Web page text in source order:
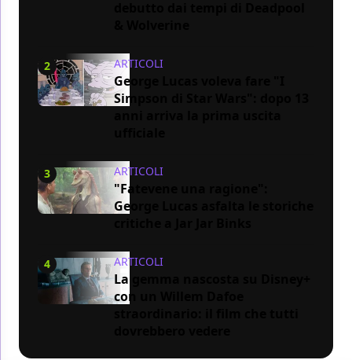
2 ARTICOLI
George Lucas voleva fare "I
Simpson di Star Wars": dopo 13
3 ARTICOLI
"Fatevene una ragione":
George Lucas asfalta le storiche
4 ARTICOLI
La gemma nascosta su Disney+
con un Willem Dafoe